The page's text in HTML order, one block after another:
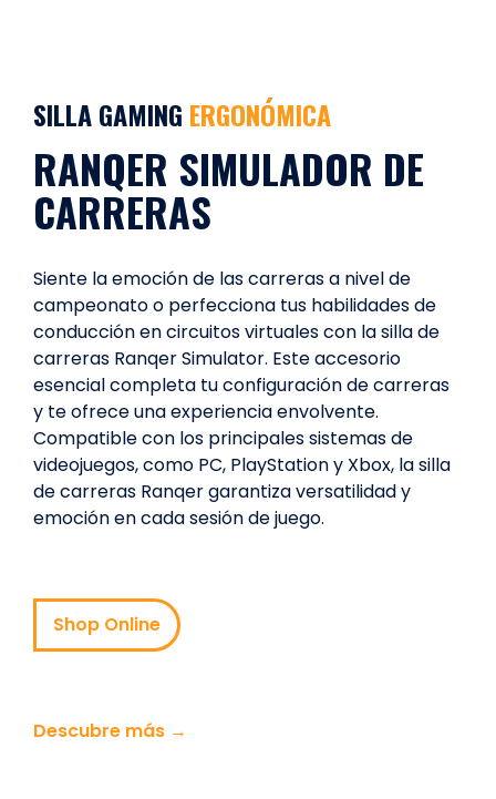
SILLA GAMING ERGONÓMICA
RANQER SIMULADOR DE
CARRERAS
Siente la emoción de las carreras a nivel de
campeonato o perfecciona tus habilidades de
conducción en circuitos virtuales con la silla de
carreras Ranqer Simulator. Este accesorio
esencial completa tu configuración de carreras
y te ofrece una experiencia envolvente.
Compatible con los principales sistemas de
videojuegos, como PC, PlayStation y Xbox, la silla
de carreras Ranqer garantiza versatilidad y
emoción en cada sesión de juego.
Shop Online
Descubre más →